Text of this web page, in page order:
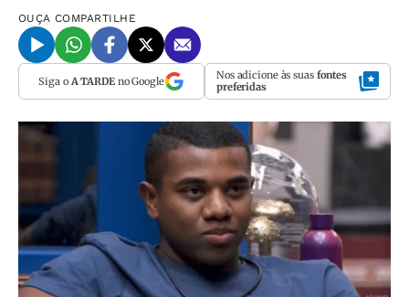
OUÇA COMPARTILHE
Siga o A TARDEno Google Nos adicione às suas fontes
preferidas